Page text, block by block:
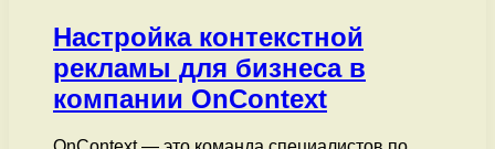
Настройка контекстной
рекламы для бизнеса в
компании OnContext